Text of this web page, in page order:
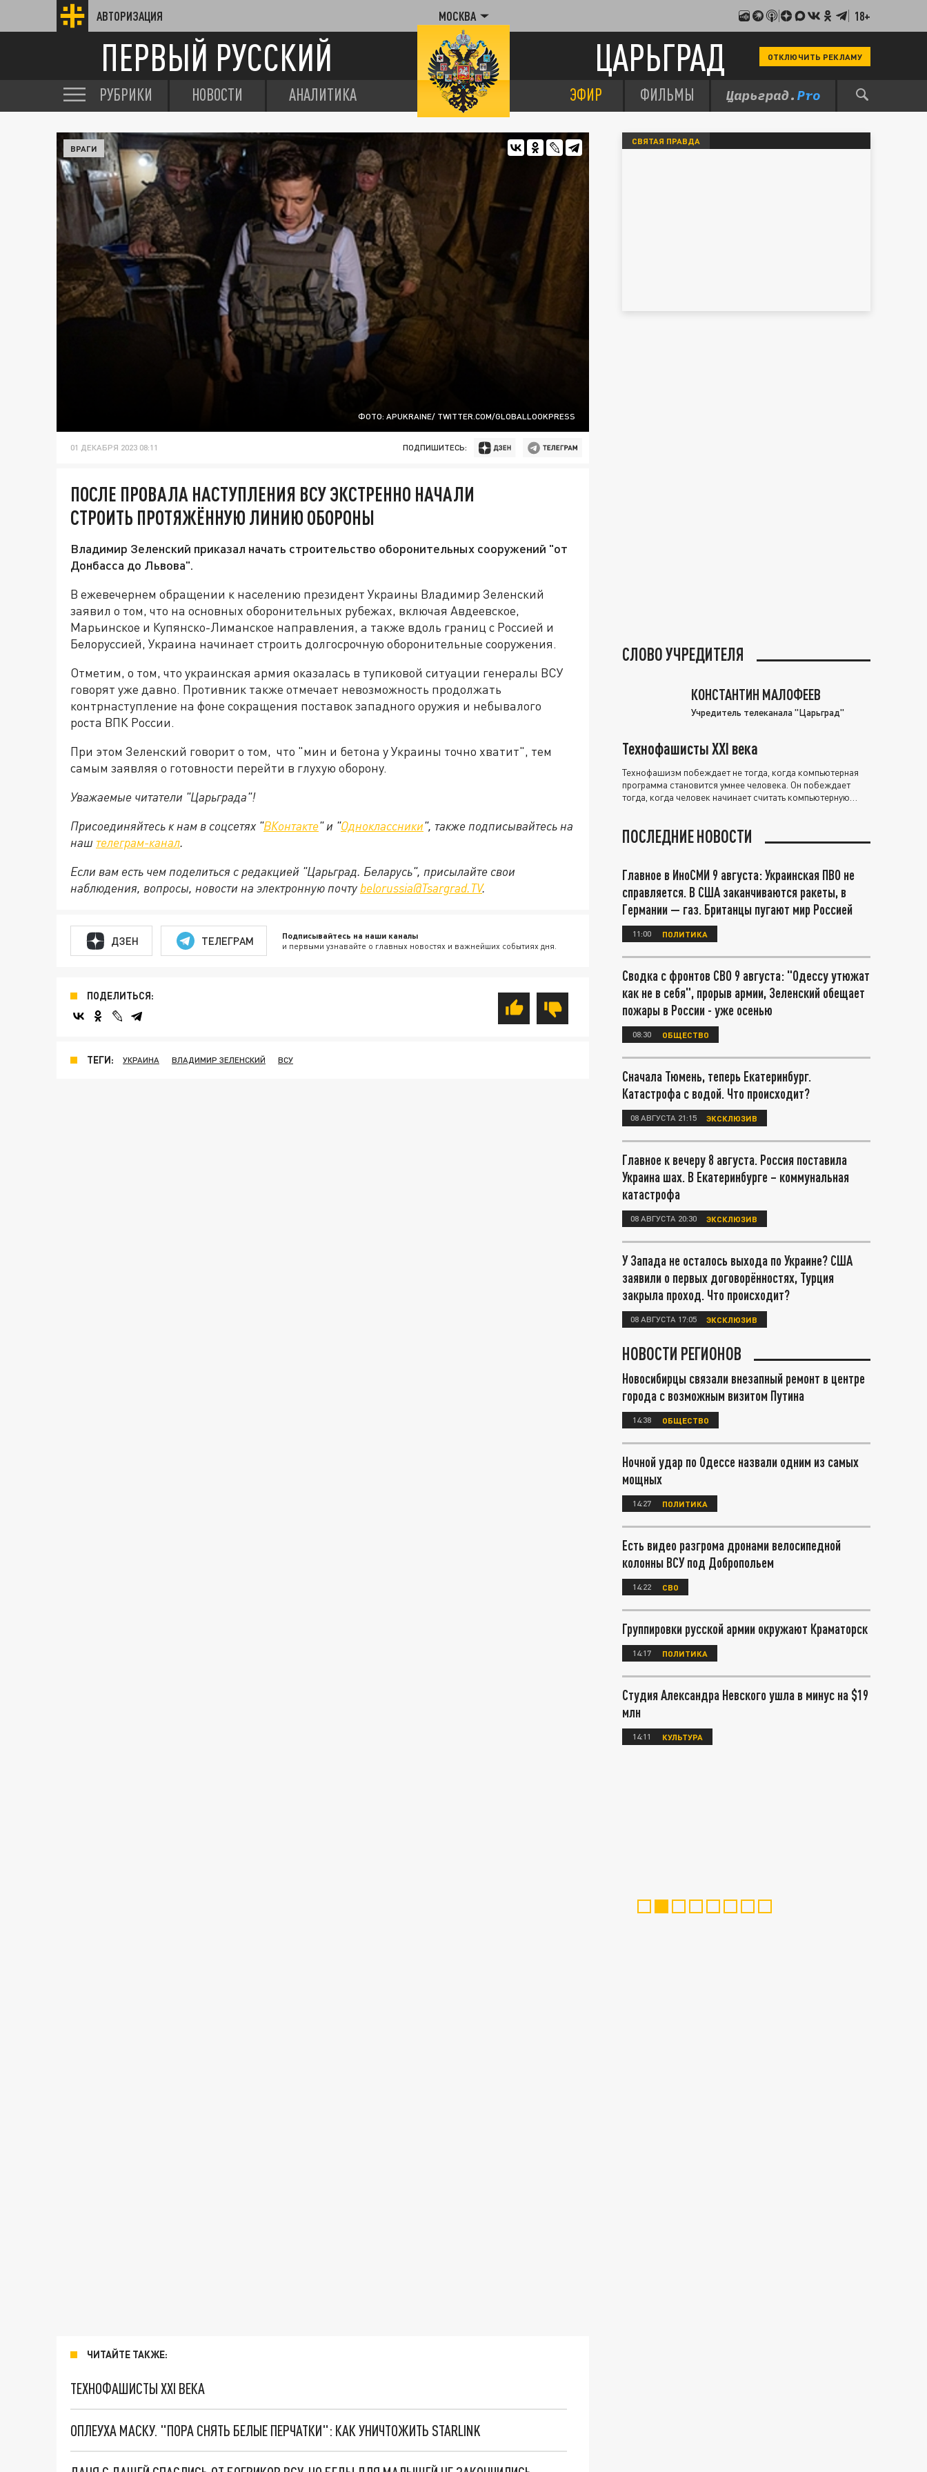
АВТОРИЗАЦИЯ МОСКВА 18+
ПЕРВЫЙ РУССКИЙ ЦАРЬГРАД ОТКЛЮЧИТЬ РЕКЛАМУ
РУБРИКИ НОВОСТИ АНАЛИТИКА ЭФИР ФИЛЬМЫ
ФОТО: APUKRAINE/ TWITTER.COM/GLOBALLOOKPRESS
ВРАГИ
01 ДЕКАБРЯ 2023 08:11 ПОДПИШИТЕСЬ:
ПОСЛЕ ПРОВАЛА НАСТУПЛЕНИЯ ВСУ ЭКСТРЕННО НАЧАЛИ
СТРОИТЬ ПРОТЯЖЁННУЮ ЛИНИЮ ОБОРОНЫ
Владимир Зеленский приказал начать строительство оборонительных сооружений "от
Донбасса до Львова".
В ежевечернем обращении к населению президент Украины Владимир Зеленский
заявил о том, что на основных оборонительных рубежах, включая Авдеевское,
Марьинское и Купянско-Лиманское направления, а также вдоль границ с Россией и
Белоруссией, Украина начинает строить долгосрочную оборонительные сооружения.
Отметим, о том, что украинская армия оказалась в тупиковой ситуации генералы ВСУ
говорят уже давно. Противник также отмечает невозможность продолжать
контрнаступление на фоне сокращения поставок западного оружия и небывалого
роста ВПК России.
При этом Зеленский говорит о том, что "мин и бетона у Украины точно хватит", тем
самым заявляя о готовности перейти в глухую оборону.
Уважаемые читатели "Царьграда"!
Присоединяйтесь к нам в соцсетях "ВКонтакте" и "Одноклассники", также подписывайтесь на
наш телеграм-канал.
Если вам есть чем поделиться с редакцией "Царьград. Беларусь", присылайте свои
наблюдения, вопросы, новости на электронную почту belorussia@Tsargrad.TV.
ДЗЕН ТЕЛЕГРАМ Подписывайтесь на наши каналы
и первыми узнавайте о главных новостях и важнейших событиях дня.
ПОДЕЛИТЬСЯ:
ТЕГИ: УКРАИНА ВЛАДИМИР ЗЕЛЕНСКИЙ ВСУ
ЧИТАЙТЕ ТАКЖЕ:
ТЕХНОФАШИСТЫ XXI ВЕКА
ОПЛЕУХА МАСКУ. "ПОРА СНЯТЬ БЕЛЫЕ ПЕРЧАТКИ": КАК УНИЧТОЖИТЬ STARLINK
СВЯТАЯ ПРАВДА
СЛОВО УЧРЕДИТЕЛЯ
КОНСТАНТИН МАЛОФЕЕВ
Учредитель телеканала "Царьград"
Технофашисты XXI века
Технофашизм побеждает не тогда, когда компьютерная
программа становится умнее человека. Он побеждает
тогда, когда человек начинает считать компьютерную
ПОСЛЕДНИЕ НОВОСТИ
Главное в ИноСМИ 9 августа: Украинская ПВО не
справляется. В США заканчиваются ракеты, в
Германии — газ. Британцы пугают мир Россией
11:00 ПОЛИТИКА
Сводка с фронтов СВО 9 августа: "Одессу утюжат
как не в себя", прорыв армии, Зеленский обещает
пожары в России - уже осенью
08:30 ОБЩЕСТВО
Сначала Тюмень, теперь Екатеринбург.
Катастрофа с водой. Что происходит?
08 АВГУСТА 21:15 ЭКСКЛЮЗИВ
Главное к вечеру 8 августа. Россия поставила
Украина шах. В Екатеринбурге – коммунальная
катастрофа
08 АВГУСТА 20:30 ЭКСКЛЮЗИВ
У Запада не осталось выхода по Украине? США
заявили о первых договорённостях, Турция
закрыла проход. Что происходит?
08 АВГУСТА 17:05 ЭКСКЛЮЗИВ
НОВОСТИ РЕГИОНОВ
Новосибирцы связали внезапный ремонт в центре
города с возможным визитом Путина
14:38 ОБЩЕСТВО
Ночной удар по Одессе назвали одним из самых
мощных
14:27 ПОЛИТИКА
Есть видео разгрома дронами велосипедной
колонны ВСУ под Добропольем
14:22 СВО
Группировки русской армии окружают Краматорск
14:17 ПОЛИТИКА
Студия Александра Невского ушла в минус на $19
млн
14:11 КУЛЬТУРА